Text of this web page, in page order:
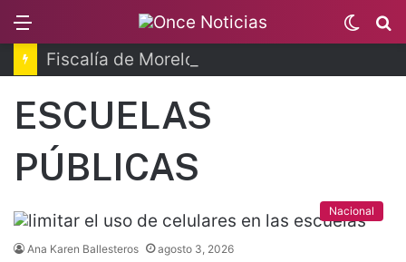
Switch
skin
ESCUELAS
PÚBLICAS
Nacional
Ana Karen Ballesteros agosto 3, 2026